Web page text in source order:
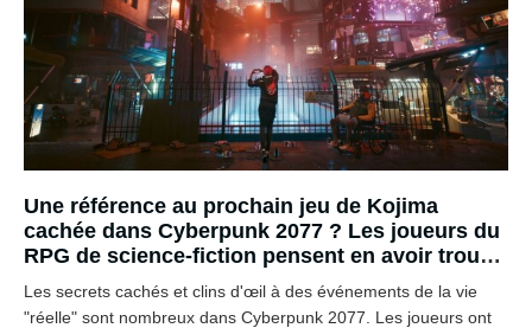
Une référence au prochain jeu de Kojima
cachée dans Cyberpunk 2077 ? Les joueurs du
RPG de science-fiction pensent en avoir trouvé
une
Les secrets cachés et clins d'œil à des événements de la vie
"réelle" sont nombreux dans Cyberpunk 2077. Les joueurs ont